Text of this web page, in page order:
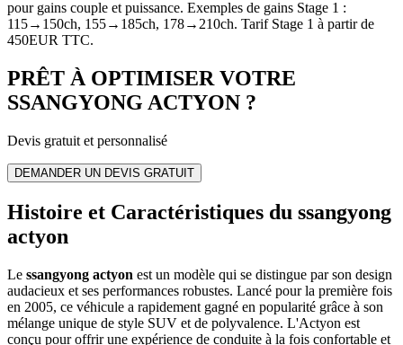
pour gains couple et puissance. Exemples de gains Stage 1 :
115→150ch, 155→185ch, 178→210ch. Tarif Stage 1 à partir de
450EUR TTC.
PRÊT À OPTIMISER VOTRE
SSANGYONG ACTYON ?
Devis gratuit et personnalisé
DEMANDER UN DEVIS GRATUIT
Histoire et Caractéristiques du ssangyong
actyon
Le ssangyong actyon est un modèle qui se distingue par son design
audacieux et ses performances robustes. Lancé pour la première fois
en 2005, ce véhicule a rapidement gagné en popularité grâce à son
mélange unique de style SUV et de polyvalence. L'Actyon est
conçu pour offrir une expérience de conduite à la fois confortable et